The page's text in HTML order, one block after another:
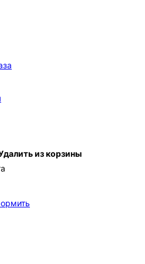
из корзины